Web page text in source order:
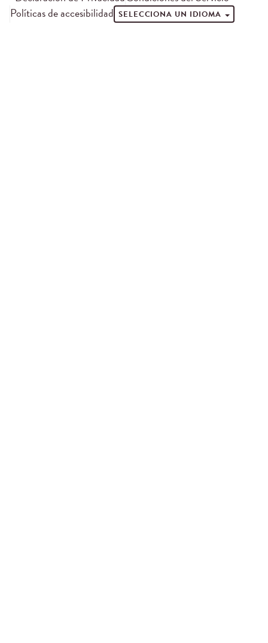
Políticas de accesibilidad SELECCIONA UN IDIOMA